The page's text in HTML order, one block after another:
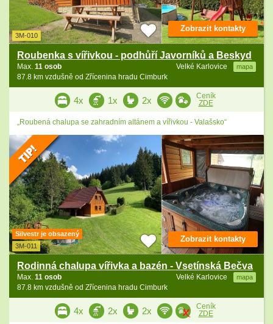
3M-010
Roubenka s vířivkou - podhůří Javorníků a Beskyd
Velké Karlovice mapa
Max. 11 osob
87.8 km vzdušně od Zřícenina hradu Cimburk
Zobrazit kontakty
4x 1x 2x
Ceník
ZDE
„Roubená chalupa se zahradním altánem a vířivkou - Valašsko“
Silvestr je obsazený
3M-011
Rodinná chalupa vířivka a bazén - Vsetínská Bečva
Velké Karlovice mapa
Max. 11 osob
87.8 km vzdušně od Zřícenina hradu Cimburk
Zobrazit kontakty
4x 2x 2x
Ceník
ZDE